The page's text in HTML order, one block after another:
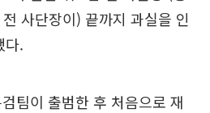
사단장이) 끝까지 과실을 인
다.
팀이 출범한 후 처음으로 재